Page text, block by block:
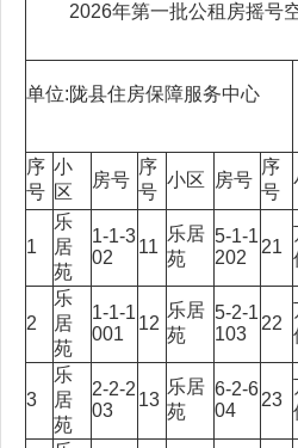
2026年第一批公租房摇号
单位:陇县住房保障服务中心
序
号
小
区
房号
序
号
小区 房号
序
号
1
乐
居
苑
1-1-3
02
11
乐居
苑
5-1-1
202
21
2
乐
居
苑
1-1-1
001
12
乐居
苑
5-2-1
103
22
3
乐
居
苑
2-2-2
03
13
乐居
苑
6-2-6
04
23